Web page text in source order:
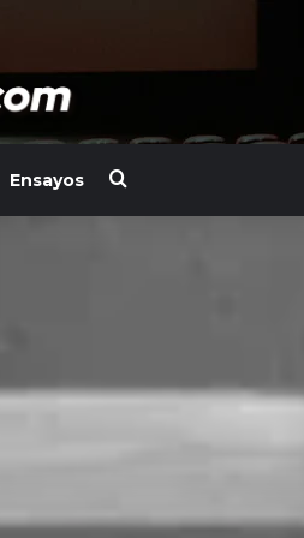
Ensayos